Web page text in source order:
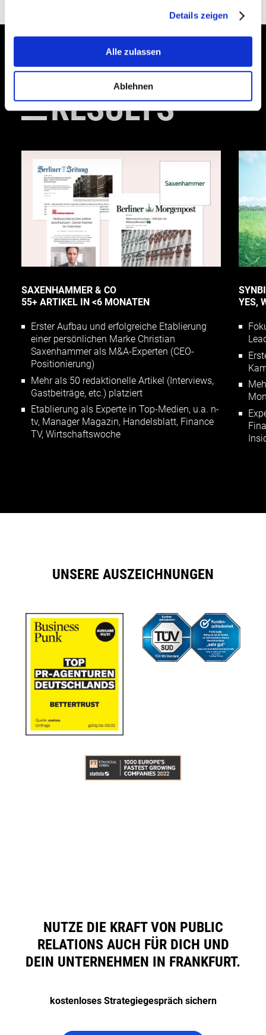
Details zeigen
Alle zulassen
Ablehnen
BETTER
RESULTS
SAXENHAMMER & CO
55+ ARTIKEL IN <6 MONATEN
Erster Aufbau und erfolgreiche Etablierung
einer persönlichen Marke Christian
Saxenhammer als M&A-Experten (CEO-
Positionierung)
Mehr als 50 redaktionelle Artikel (Interviews,
Gastbeiträge, etc.) platziert
Etablierung als Experte in Top-Medien, u.a. n-
tv, Manager Magazin, Handelsblatt, Finance
TV, Wirtschaftswoche
YES,
UNSERE AUSZEICHNUNGEN
NUTZE DIE KRAFT VON PUBLIC
RELATIONS AUCH FÜR DICH UND
DEIN UNTERNEHMEN IN FRANKFURT.
kostenloses Strategiegespräch sichern